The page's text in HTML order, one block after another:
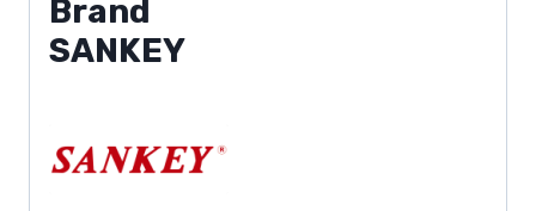
Brand
SANKEY